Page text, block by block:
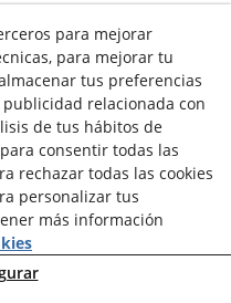
para mejorar
para mejorar tu
tus preferencias
relacionada con
de tus hábitos de
para consentir todas las
rechazar todas las cookies
personalizar tus
más información